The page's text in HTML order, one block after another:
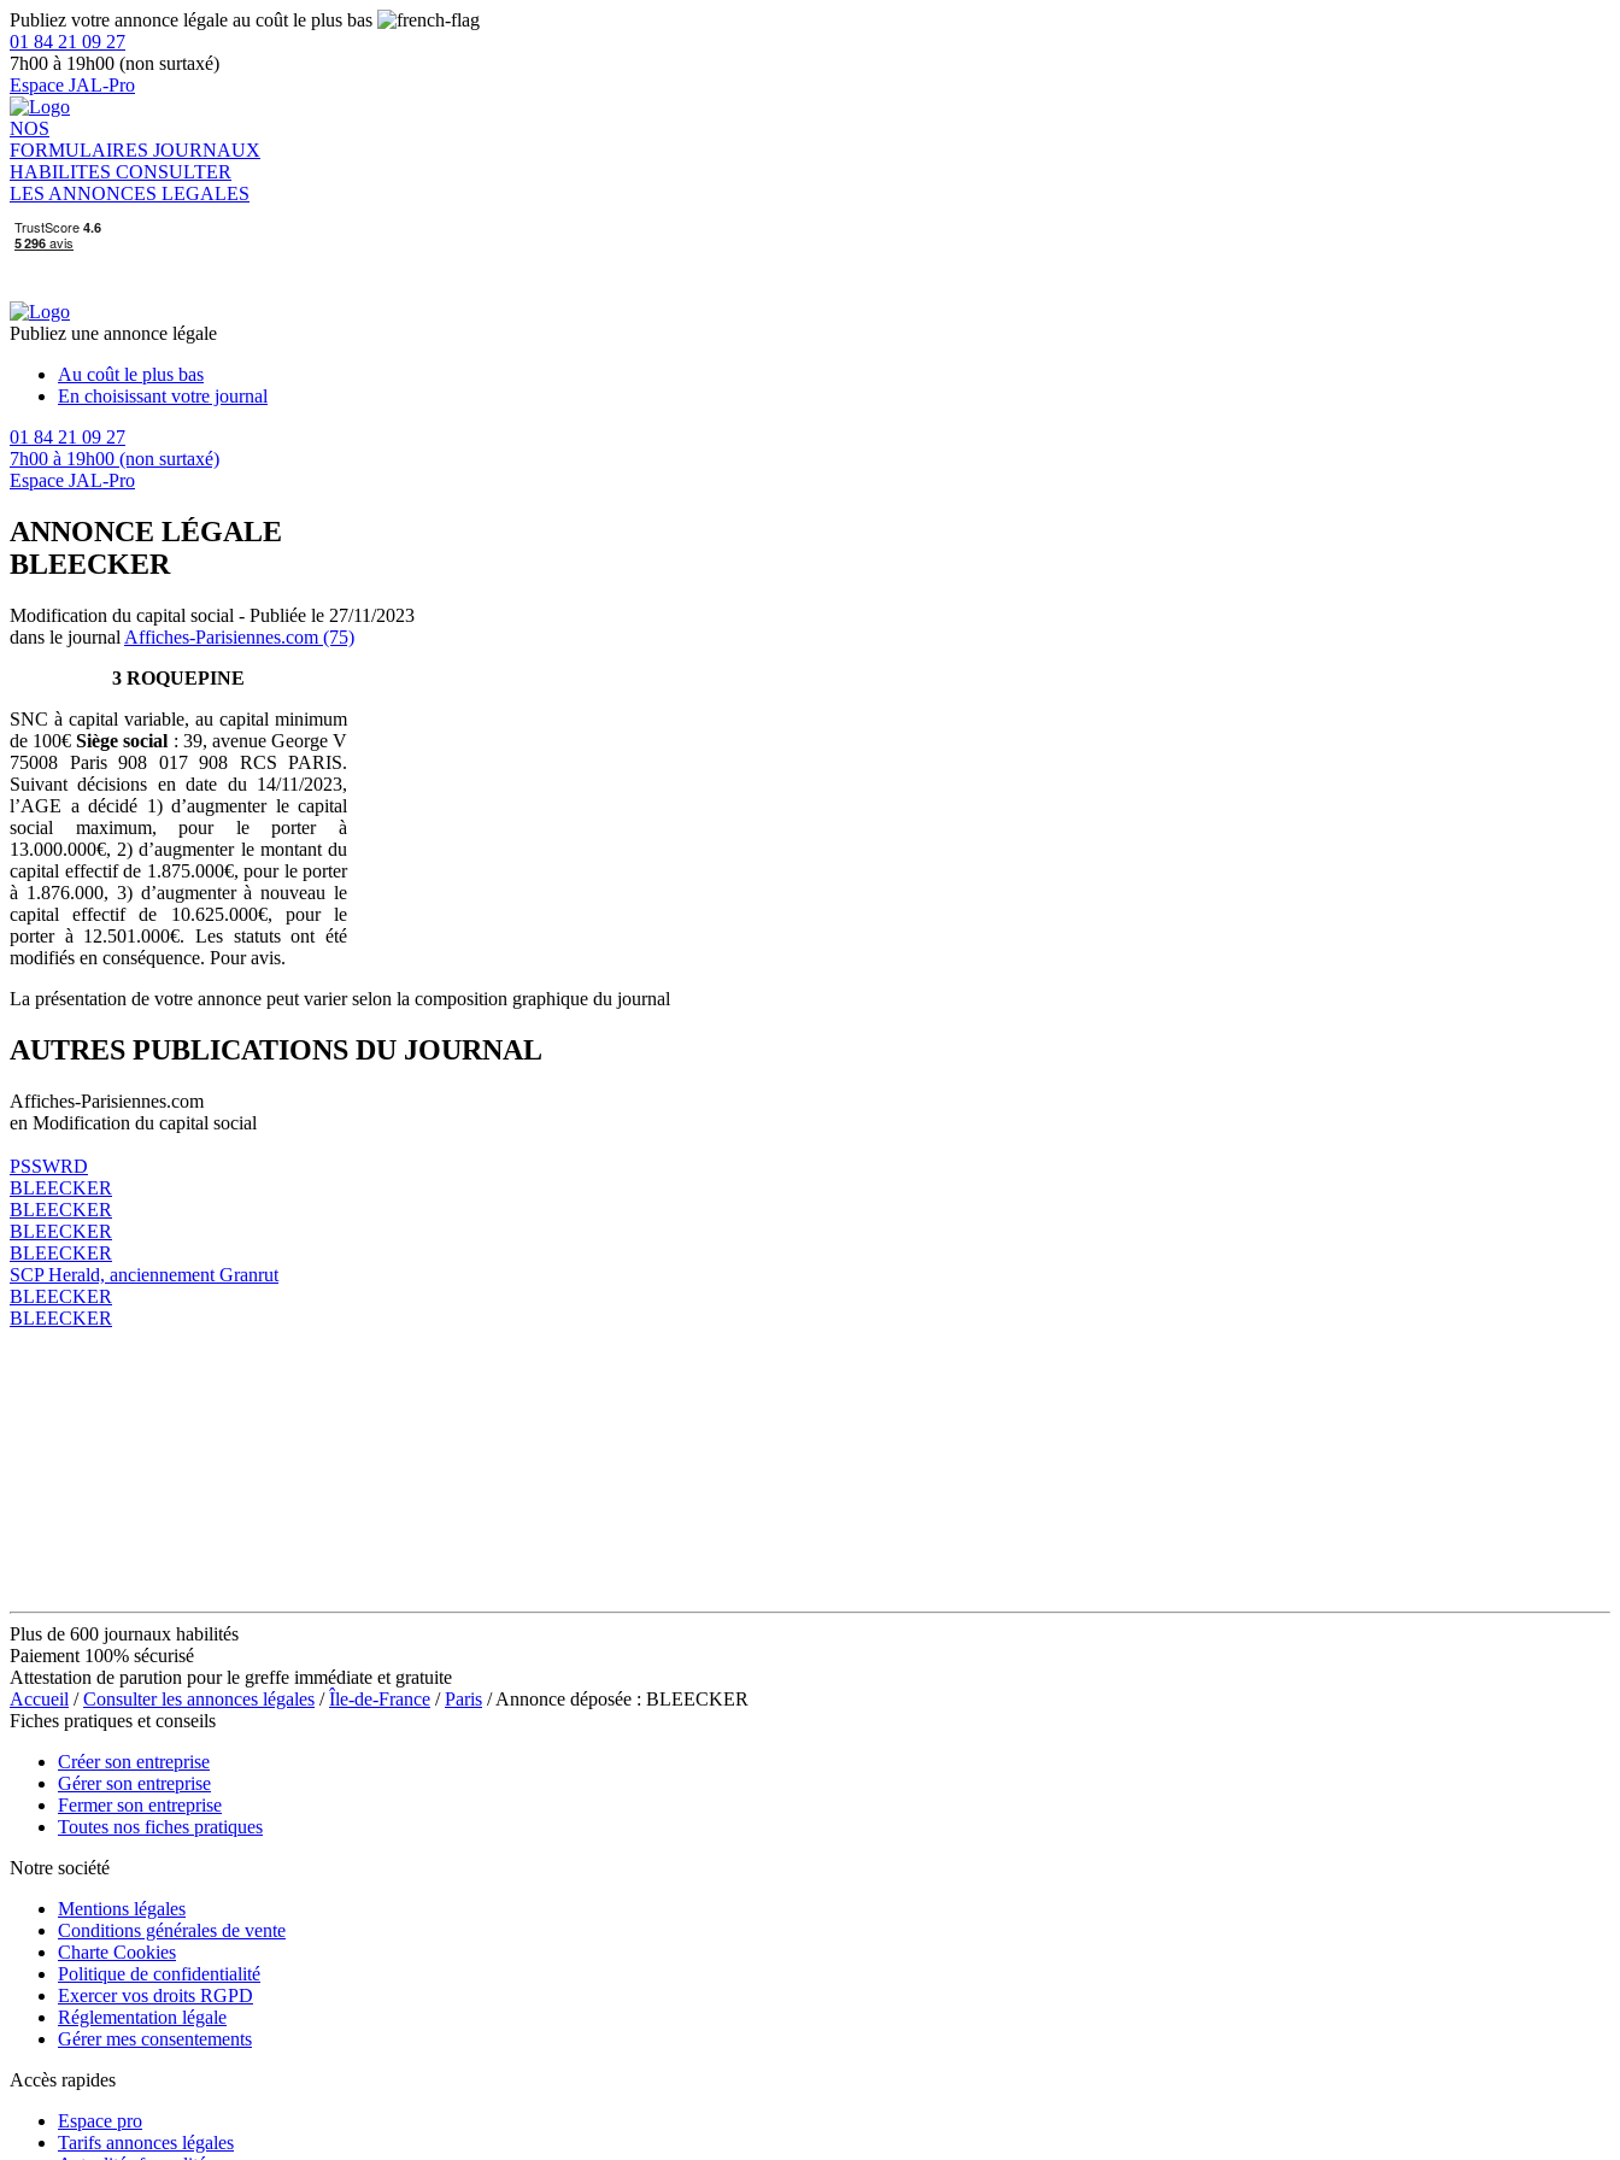
Publiez votre annonce légale au coût le plus bas
01 84 21 09 27
7h00 à 19h00 (non surtaxé)
Espace JAL-Pro
NOS
FORMULAIRES JOURNAUX
HABILITES CONSULTER
LES ANNONCES LEGALES
Publiez une annonce légale
Au coût le plus bas
En choisissant votre journal
01 84 21 09 27
7h00 à 19h00 (non surtaxé)
Espace JAL-Pro
ANNONCE LÉGALE
BLEECKER
Modification du capital social - Publiée le 27/11/2023
dans le journal Affiches-Parisiennes.com (75)
3 ROQUEPINE
SNC à capital variable, au capital minimum
de 100€Siège social : 39, avenue George V
75008 Paris 908 017 908 RCS PARIS.
Suivant décisions en date du 14/11/2023,
l’AGE a décidé 1) d’augmenter le capital
social maximum, pour le porter à
13.000.000€, 2) d’augmenter le montant du
capital effectif de 1.875.000€, pour le porter
à 1.876.000, 3) d’augmenter à nouveau le
capital effectif de 10.625.000€, pour le
porter à 12.501.000€. Les statuts ont été
modifiés en conséquence. Pour avis.
La présentation de votre annonce peut varier selon la composition graphique du journal
AUTRES PUBLICATIONS DU JOURNAL
Affiches-Parisiennes.com
en Modification du capital social
PSSWRD
BLEECKER
BLEECKER
BLEECKER
BLEECKER
SCP Herald, anciennement Granrut
BLEECKER
BLEECKER
Plus de 600 journaux habilités
Paiement 100% sécurisé
Attestation de parution pour le greffe immédiate et gratuite
Accueil /Consulter les annonces légales /Île-de-France /Paris / Annonce déposée : BLEECKER
Fiches pratiques et conseils
Créer son entreprise
Gérer son entreprise
Fermer son entreprise
Toutes nos fiches pratiques
Notre société
Mentions légales
Conditions générales de vente
Charte Cookies
Politique de confidentialité
Exercer vos droits RGPD
Réglementation légale
Gérer mes consentements
Accès rapides
Espace pro
Tarifs annonces légales